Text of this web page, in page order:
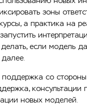
зоны
а практика на
если модель
далее.
со стороны
консультации
новых моделей.